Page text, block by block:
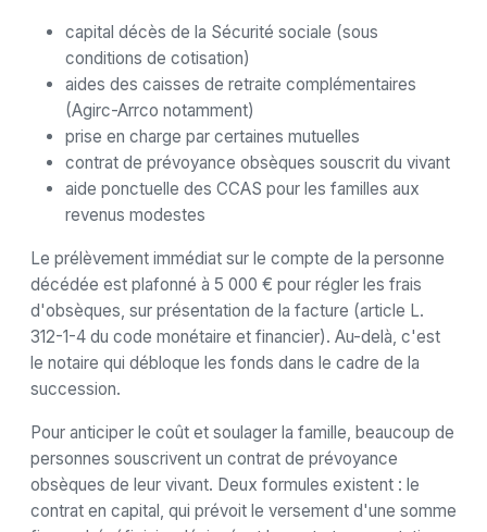
capital décès de la Sécurité sociale (sous
conditions de cotisation)
aides des caisses de retraite complémentaires
(Agirc-Arrco notamment)
prise en charge par certaines mutuelles
contrat de prévoyance obsèques souscrit du vivant
aide ponctuelle des CCAS pour les familles aux
revenus modestes
Le prélèvement immédiat sur le compte de la personne
décédée est plafonné à 5 000 € pour régler les frais
d'obsèques, sur présentation de la facture (article L.
312-1-4 du code monétaire et financier). Au-delà, c'est
le notaire qui débloque les fonds dans le cadre de la
succession.
Pour anticiper le coût et soulager la famille, beaucoup de
personnes souscrivent un contrat de prévoyance
obsèques de leur vivant. Deux formules existent : le
contrat en capital, qui prévoit le versement d'une somme